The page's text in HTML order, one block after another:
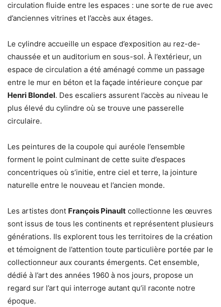
circulation fluide entre les espaces : une sorte de rue avec
d’anciennes vitrines et l’accès aux étages.
Le cylindre accueille un espace d’exposition au rez-de-
chaussée et un auditorium en sous-sol. À l’extérieur, un
espace de circulation a été aménagé comme un passage
entre le mur en béton et la façade intérieure conçue par
Henri Blondel. Des escaliers assurent l’accès au niveau le
plus élevé du cylindre où se trouve une passerelle
circulaire.
Les peintures de la coupole qui auréole l’ensemble
forment le point culminant de cette suite d’espaces
concentriques où s’initie, entre ciel et terre, la jointure
naturelle entre le nouveau et l’ancien monde.
Les artistes dont François Pinault collectionne les œuvres
sont issus de tous les continents et représentent plusieurs
générations. Ils explorent tous les territoires de la création
et témoignent de l’attention toute particulière portée par le
collectionneur aux courants émergents. Cet ensemble,
dédié à l’art des années 1960 à nos jours, propose un
regard sur l’art qui interroge autant qu’il raconte notre
époque.